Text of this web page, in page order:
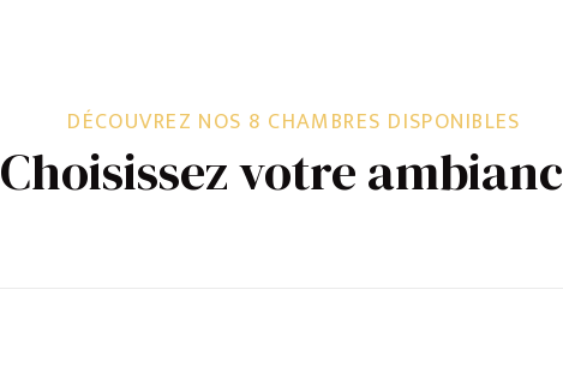
Choisissez votre
DÉCOUVREZ NOS 8 CHAMBRES DISPONIBLES